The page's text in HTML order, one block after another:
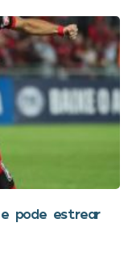
pode estrear